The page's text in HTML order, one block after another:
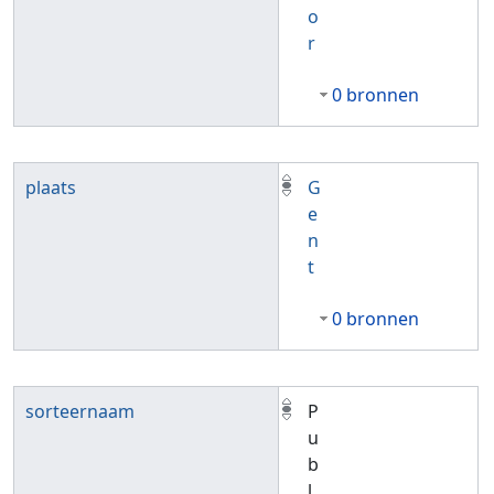
o
r
0 bronnen
plaats
G
e
n
t
0 bronnen
sorteernaam
P
u
b